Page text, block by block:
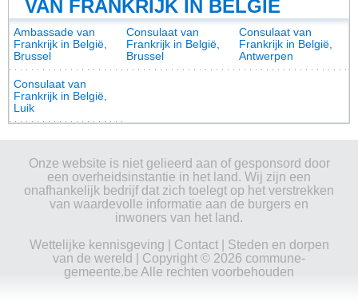
VAN FRANKRIJK IN BELGIË
Ambassade van
Frankrijk in België,
Brussel
Consulaat van
Frankrijk in België,
Brussel
Consulaat van
Frankrijk in België,
Antwerpen
Consulaat van
Frankrijk in België,
Luik
Onze website is niet gelieerd aan of gesponsord door
een overheidsinstantie in het land. Wij zijn een
onafhankelijk bedrijf dat zich toelegt op het verstrekken
van waardevolle informatie aan de burgers en
inwoners van het land.
Wettelijke kennisgeving
Contact| Steden en dorpen
van de wereld
| Copyright © 2026 commune-
gemeente.be Alle rechten voorbehouden